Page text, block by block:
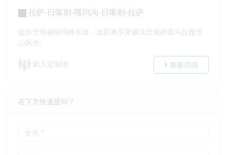
拉萨-日喀则-嘎玛沟-日喀则-拉萨
徒步于珠穆朗玛峰东坡，近距离享受极其壮观的喜马拉雅雪
山风光。
私人定制游 查看详情
在下方快速提问？